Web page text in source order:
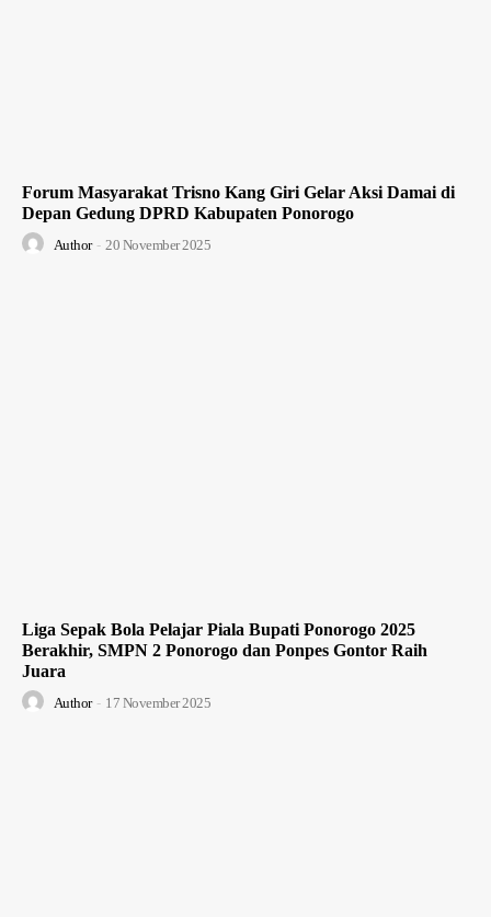
Forum Masyarakat Trisno Kang Giri Gelar Aksi Damai di
Depan Gedung DPRD Kabupaten Ponorogo
Author - 20 November 2025
Liga Sepak Bola Pelajar Piala Bupati Ponorogo 2025
Berakhir, SMPN 2 Ponorogo dan Ponpes Gontor Raih
Juara
Author - 17 November 2025